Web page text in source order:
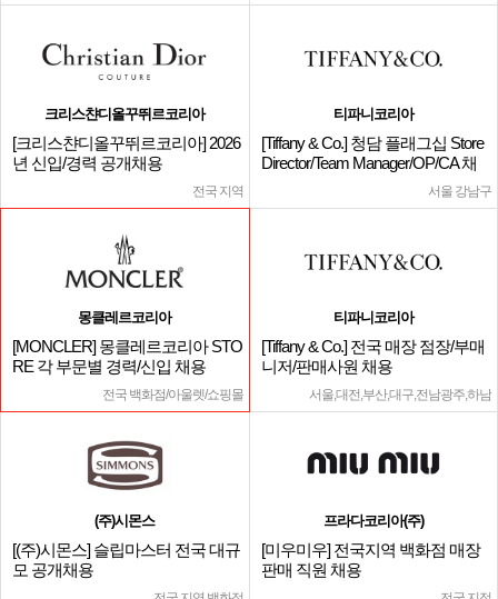
크리스챤디올꾸뛰르코리아
[크리스챤디올꾸뛰르코리아] 2026
년 신입/경력 공개채용
전국 지역
티파니코리아
[Tiffany & Co.] 청담 플래그십 Store
Director/Team Manager/OP/CA 채
서울 강남구
몽클레르코리아
[MONCLER] 몽클레르코리아 STO
RE 각 부문별 경력/신입 채용
전국 백화점/아울렛/쇼핑몰
티파니코리아
[Tiffany & Co.] 전국 매장 점장/부매
니저/판매사원 채용
서울,대전,부산,대구,전남광주,하남
(주)시몬스
[(주)시몬스] 슬립마스터 전국 대규
모 공개채용
프라다코리아(주)
[미우미우] 전국지역 백화점 매장
판매 직원 채용